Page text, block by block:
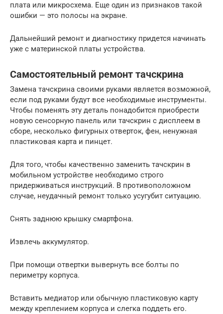
плата или микросхема. Еще один из признаков такой
ошибки — это полосы на экране.
Дальнейший ремонт и диагностику придется начинать
уже с материнской платы устройства.
Самостоятельный ремонт тачскрина
Замена тачскрина своими руками является возможной,
если под руками будут все необходимые инструменты.
Чтобы поменять эту деталь понадобится приобрести
новую сенсорную панель или тачскрин с дисплеем в
сборе, несколько фигурных отверток, фен, ненужная
пластиковая карта и пинцет.
Для того, чтобы качественно заменить тачскрин в
мобильном устройстве необходимо строго
придерживаться инструкций. В противоположном
случае, неудачный ремонт только усугубит ситуацию.
Снять заднюю крышку смартфона.
Извлечь аккумулятор.
При помощи отвертки вывернуть все болты по
периметру корпуса.
Вставить медиатор или обычную пластиковую карту
между креплением корпуса и слегка поддеть его.